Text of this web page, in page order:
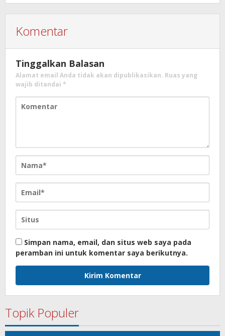
Komentar
Tinggalkan Balasan
Alamat email Anda tidak akan dipublikasikan. Ruas yang
wajib ditandai *
Simpan nama, email, dan situs web saya pada
peramban ini untuk komentar saya berikutnya.
Topik Populer